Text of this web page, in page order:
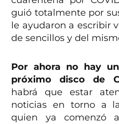
guió totalmente por
le ayudaron a escribir
de sencillos y del
Por ahora no hay
próximo disco de
habrá que estar
noticias en torno a
quien ya comenzó